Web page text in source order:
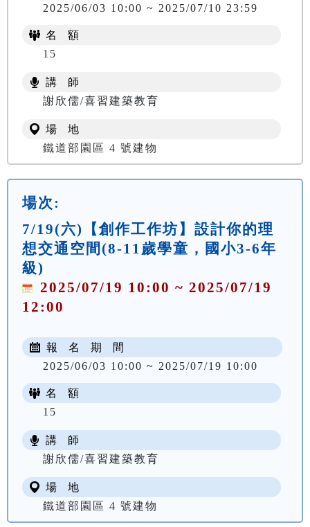
2025/06/03 10:00 ~ 2025/07/10 23:59
名 額
15
講 師
謝欣儒/喜習建築教育
場 地
鐵道部園區 4 號建物
場次:
7/19(六)【創作工作坊】設計你的理
想交通空間(8-11歲學童，國小3-6年
級)
2025/07/19 10:00 ~ 2025/07/19
12:00
報 名 期 間
2025/06/03 10:00 ~ 2025/07/19 10:00
名 額
15
講 師
謝欣儒/喜習建築教育
場 地
鐵道部園區 4 號建物